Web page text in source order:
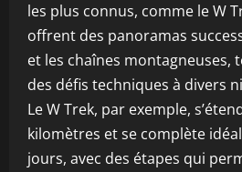
les plus connus, comme le W
offrent des panoramas
et les chaînes montagneuses,
des défis techniques à divers
Le W Trek, par exemple,
kilomètres et se complète
jours, avec des étapes qui